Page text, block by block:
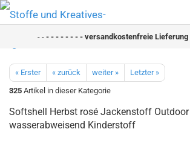
- -- - - - - - - - versandkostenfreie Lieferung
« Erster « zurück weiter »
Letzter »
325 Artikel in dieser Kategorie
Softshell Herbst rosé Jackenstoff Outdoor
wasserabweisend Kinderstoff